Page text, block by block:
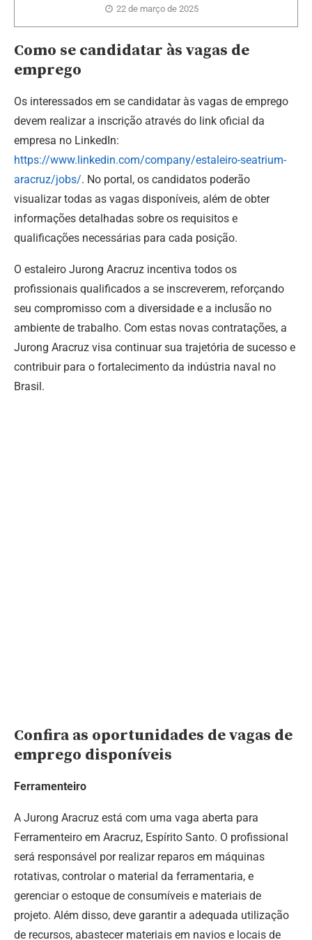
22 de março de 2025
Como se candidatar às vagas de
emprego
Os interessados em se candidatar às vagas de emprego
devem realizar a inscrição através do link oficial da
empresa no LinkedIn:
https://www.linkedin.com/company/estaleiro-seatrium-
aracruz/jobs/. No portal, os candidatos poderão
visualizar todas as vagas disponíveis, além de obter
informações detalhadas sobre os requisitos e
qualificações necessárias para cada posição.
O estaleiro Jurong Aracruz incentiva todos os
profissionais qualificados a se inscreverem, reforçando
seu compromisso com a diversidade e a inclusão no
ambiente de trabalho. Com estas novas contratações, a
Jurong Aracruz visa continuar sua trajetória de sucesso e
contribuir para o fortalecimento da indústria naval no
Brasil.
Confira as oportunidades de vagas de
emprego disponíveis
Ferramenteiro
A Jurong Aracruz está com uma vaga aberta para
Ferramenteiro em Aracruz, Espírito Santo. O profissional
será responsável por realizar reparos em máquinas
rotativas, controlar o material da ferramentaria, e
gerenciar o estoque de consumíveis e materiais de
projeto. Além disso, deve garantir a adequada utilização
de recursos, abastecer materiais em navios e locais de